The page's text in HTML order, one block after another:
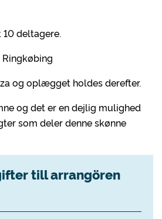
deltagere.
og oplægget holdes derefter.
og det er en dejlig mulighed
som deler denne skønne
till arrangören